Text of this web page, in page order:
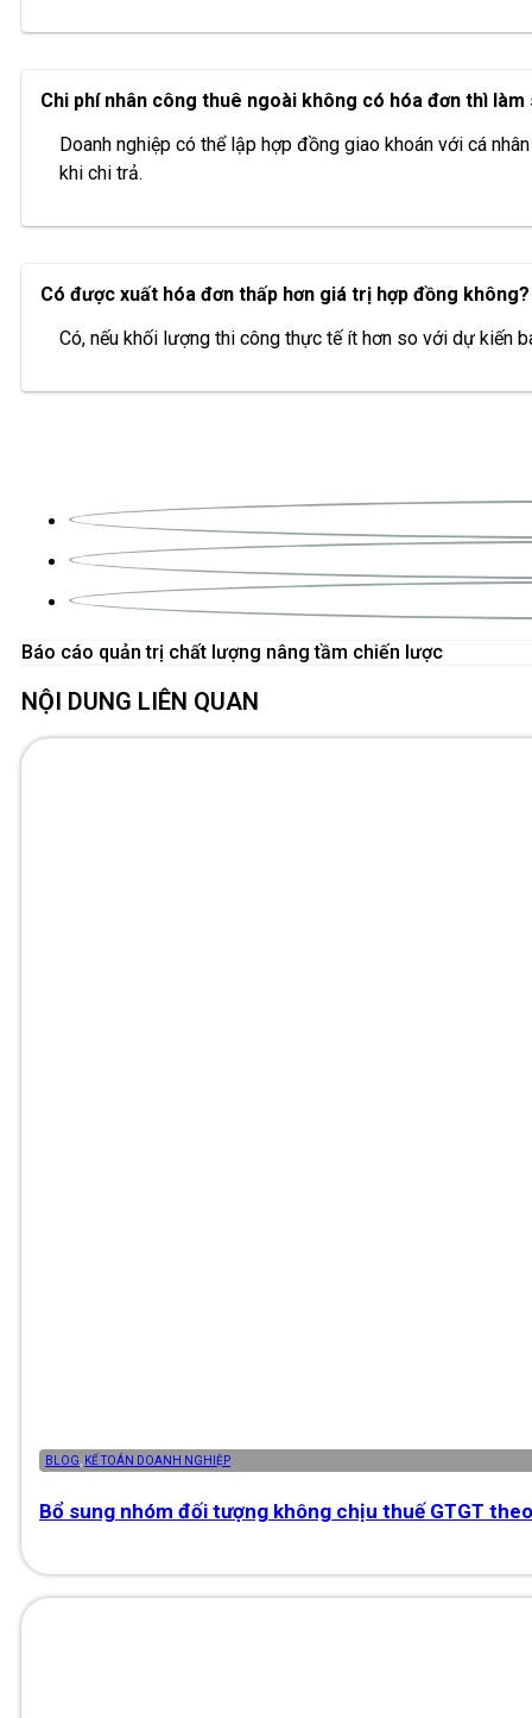
Chi phí nhân công thuê ngoài không có hóa đơn thì làm
Doanh nghiệp có thể lập hợp đồng giao khoán với cá
khi chi trả.
Có được xuất hóa đơn thấp hơn giá trị hợp đồng không?
Có, nếu khối lượng thi công thực tế ít hơn so với dự kiến
Báo cáo quản trị chất lượng nâng tầm chiến lược
NỘI DUNG LIÊN QUAN
BLOG KẾ TOÁN DOANH NGHIỆP
Bổ sung nhóm đối tượng không chịu thuế GTGT